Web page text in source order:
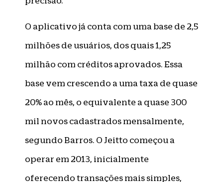
O aplicativo já conta com uma base de 2,5
milhões de usuários, dos quais 1,25
milhão com créditos aprovados. Essa
base vem crescendo a uma taxa de quase
20% ao mês, o equivalente a quase 300
mil novos cadastrados mensalmente,
segundo Barros. O Jeitto começou a
operar em 2013, inicialmente
oferecendo transações mais simples,